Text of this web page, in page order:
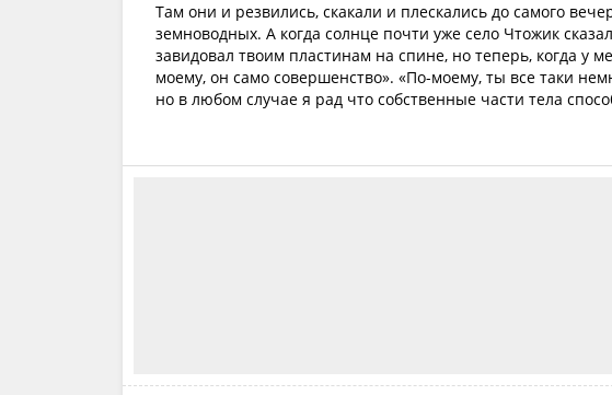
Там они и резвились, скакали и плескались до самого
земноводных. А когда солнце почти уже село Чтожик
завидовал твоим пластинам на спине, но теперь, когда у
моему, он само совершенство». «По-моему, ты все таки
но в любом случае я рад что собственные части тела